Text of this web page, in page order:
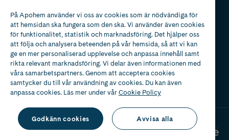
Apotek med tillstånd
av Läkemedelsverket
2024
På Apohem använder vi oss av cookies som är nödvändiga för
att hemsidan ska fungera som den ska. Vi använder även cookies
för funktionalitet, statistik och marknadsföring. Det hjälper oss
att följa och analysera beteenden på vår hemsida, så att vi kan
ge en mer personaliserad upplevelse och anpassa innehåll samt
rikta relevant marknadsföring. Vi delar även informationen med
våra samarbetspartners. Genom att acceptera cookies
samtycker du till vår användning av cookies. Du kan även
anpassa cookies. Läs mer under vårCookie Policy
Godkänn cookies Avvisa alla